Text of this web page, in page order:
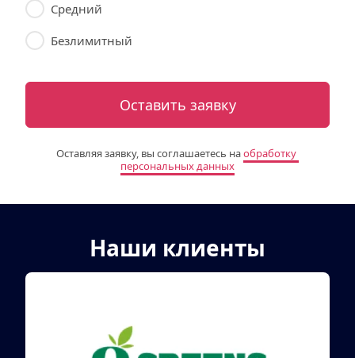
Средний
Безлимитный
Оставить заявку
Оставляя заявку, вы соглашаетесь на обработку
персональных данных
Наши клиенты